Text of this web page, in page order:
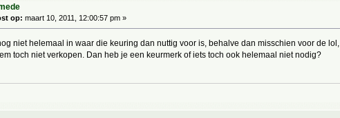
op: maart 10, 2011, 12:00:57 pm »
niet helemaal in waar die keuring dan nuttig voor is, behalve dan misschien voor de
toch niet verkopen. Dan heb je een keurmerk of iets toch ook helemaal niet nodig?